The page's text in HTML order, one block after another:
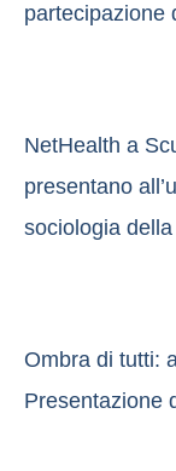
partecipazione
NetHealth a
presentano
sociologia
Ombra di tutti:
Presentazione